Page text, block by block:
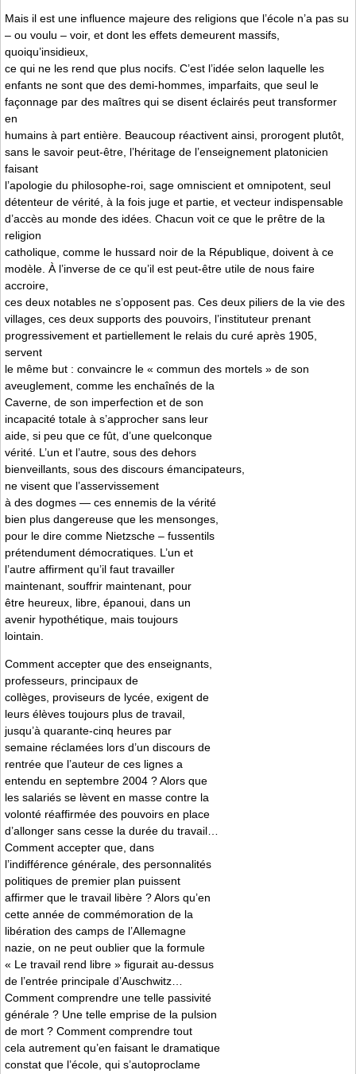
Mais il est une influence majeure des religions que l’école n’a pas su
– ou voulu – voir, et dont les effets demeurent massifs,
quoiqu’insidieux,
ce qui ne les rend que plus nocifs. C’est l’idée selon laquelle les
enfants ne sont que des demi-hommes, imparfaits, que seul le
façonnage par des maîtres qui se disent éclairés peut transformer
en
humains à part entière. Beaucoup réactivent ainsi, prorogent plutôt,
sans le savoir peut-être, l’héritage de l’enseignement platonicien
faisant
l’apologie du philosophe-roi, sage omniscient et omnipotent, seul
détenteur de vérité, à la fois juge et partie, et vecteur indispensable
d’accès au monde des idées. Chacun voit ce que le prêtre de la
religion
catholique, comme le hussard noir de la République, doivent à ce
modèle. À l’inverse de ce qu’il est peut-être utile de nous faire
accroire,
ces deux notables ne s’opposent pas. Ces deux piliers de la vie des
villages, ces deux supports des pouvoirs, l’instituteur prenant
progressivement et partiellement le relais du curé après 1905,
servent
le même but : convaincre le « commun des mortels » de son
aveuglement, comme les enchaînés de la
Caverne, de son imperfection et de son
incapacité totale à s’approcher sans leur
aide, si peu que ce fût, d’une quelconque
vérité. L’un et l’autre, sous des dehors
bienveillants, sous des discours émancipateurs,
ne visent que l’asservissement
à des dogmes — ces ennemis de la vérité
bien plus dangereuse que les mensonges,
pour le dire comme Nietzsche – fussentils
prétendument démocratiques. L’un et
l’autre affirment qu’il faut travailler
maintenant, souffrir maintenant, pour
être heureux, libre, épanoui, dans un
avenir hypothétique, mais toujours
lointain.
Comment accepter que des enseignants,
professeurs, principaux de
collèges, proviseurs de lycée, exigent de
leurs élèves toujours plus de travail,
jusqu’à quarante-cinq heures par
semaine réclamées lors d’un discours de
rentrée que l’auteur de ces lignes a
entendu en septembre 2004 ? Alors que
les salariés se lèvent en masse contre la
volonté réaffirmée des pouvoirs en place
d’allonger sans cesse la durée du travail…
Comment accepter que, dans
l’indifférence générale, des personnalités
politiques de premier plan puissent
affirmer que le travail libère ? Alors qu’en
cette année de commémoration de la
libération des camps de l’Allemagne
nazie, on ne peut oublier que la formule
« Le travail rend libre » figurait au-dessus
de l’entrée principale d’Auschwitz…
Comment comprendre une telle passivité
générale ? Une telle emprise de la pulsion
de mort ? Comment comprendre tout
cela autrement qu’en faisant le dramatique
constat que l’école, qui s’autoproclame